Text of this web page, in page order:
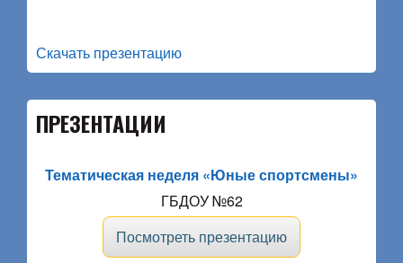
Скачать презентацию
ПРЕЗЕНТАЦИИ
Тематическая неделя «Юные спортсмены»
ГБДОУ №62
Посмотреть презентацию